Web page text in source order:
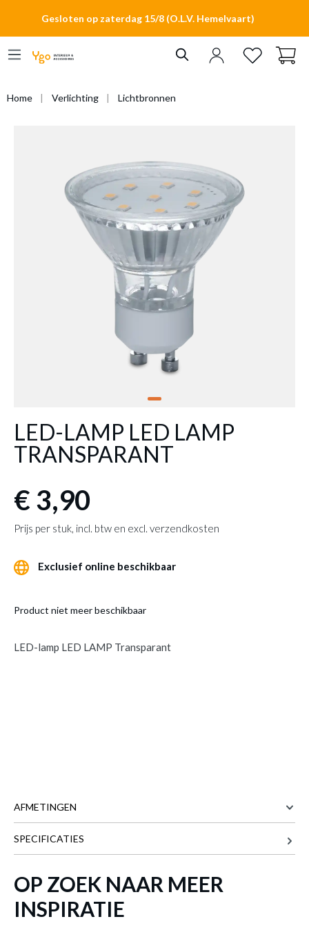
Gesloten op zaterdag 15/8 (O.L.V. Hemelvaart)
Home Verlichting Lichtbronnen
LED-LAMP LED LAMP
TRANSPARANT
€ 3,90
Prijs per stuk, incl. btw en excl. verzendkosten
Exclusief online beschikbaar
Product niet meer beschikbaar
LED-lamp LED LAMP Transparant
AFMETINGEN
HOOGTE 5.7 cm
Meer afmetingen
SPECIFICATIES
OP ZOEK NAAR MEER
INSPIRATIE